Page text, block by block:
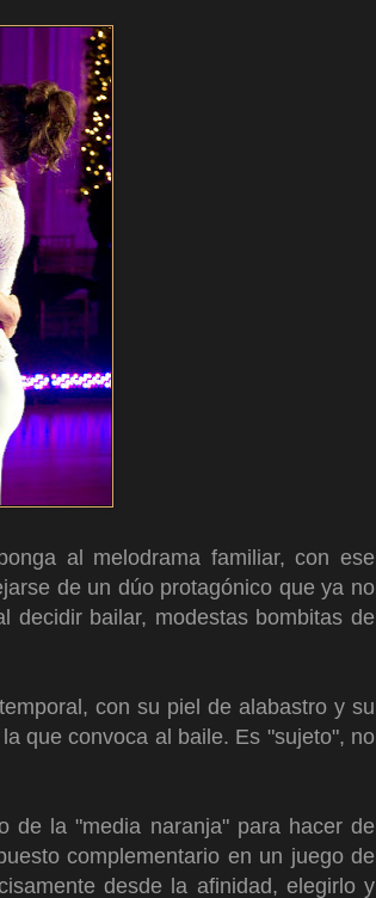
al melodrama familiar, con ese
de un dúo protagónico que ya no
decidir bailar, modestas bombitas de
con su piel de alabastro y su
que convoca al baile. Es "sujeto", no
de la "media naranja" para hacer de
complementario en un juego de
desde la afinidad, elegirlo y